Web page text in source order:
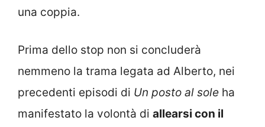
una coppia.
Prima dello stop non si concluderà
nemmeno la trama legata ad Alberto, nei
precedenti episodi di Un posto al sole ha
manifestato la volontà di allearsi con il